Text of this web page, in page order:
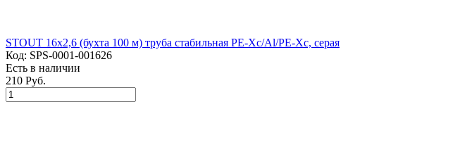
STOUT 16x2,6 (бухта 100 м) труба стабильная PE-Xc/Al/PE-Xc, серая
Код: SPS-0001-001626
Есть в наличии
210 Руб.